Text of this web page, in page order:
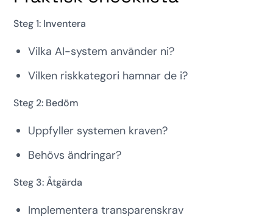
Steg 1: Inventera
Vilka AI-system använder ni?
Vilken riskkategori hamnar de i?
Steg 2: Bedöm
Uppfyller systemen kraven?
Behövs ändringar?
Steg 3: Åtgärda
Implementera transparenskrav